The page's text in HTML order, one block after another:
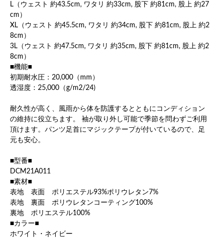
L（ウェスト 約43.5cm, ワタリ 約33cm, 股下 約81cm, 股上 約27
cm）
XL（ウェスト 約45.5cm, ワタリ 約34cm, 股下 約81cm, 股上 約2
8cm）
3L（ウェスト 約47.5cm, ワタリ 約35cm, 股下 約81cm, 股上 約2
8cm）
■機能■
初期耐水圧：20,000（mm）
透湿度：25,000（g/m2/24)
耐久性が高く、風雨から体を防護するとともにコンディション
の維持に役立ちます。 袖が取り外し可能で季節を問わずご利用
頂けます。パンツ足首にマジックテープが付いているので、足
元も安心。
■型番■
DCM21A011
■素材■
表地 表面 ポリエステル93%ポリウレタン7%
表地 裏面 ポリウレタンコーティング100%
裏地 ポリエステル100%
■カラー■
ホワイト・ネイビー